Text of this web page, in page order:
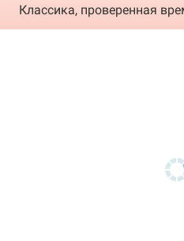
Классика, проверенная